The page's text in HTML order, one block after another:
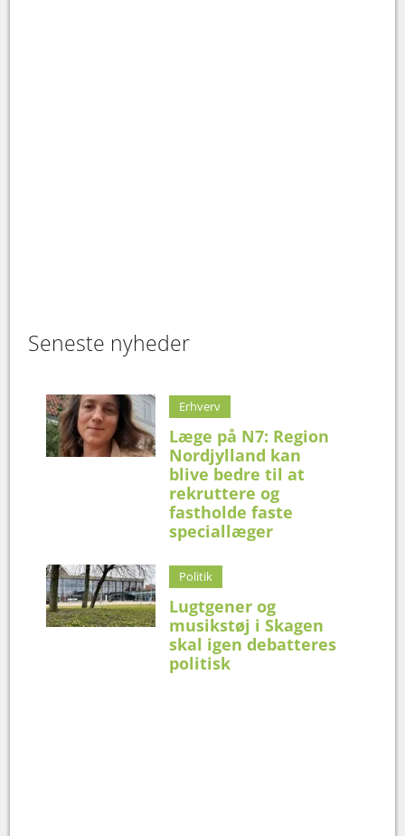
Seneste nyheder
Erhverv
Læge på N7: Region
Nordjylland kan
blive bedre til at
rekruttere og
fastholde faste
speciallæger
Politik
Lugtgener og
musikstøj i Skagen
skal igen debatteres
politisk